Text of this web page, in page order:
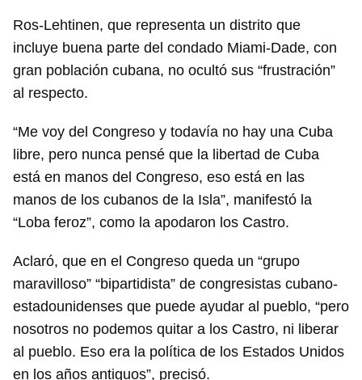
Ros-Lehtinen, que representa un distrito que
incluye buena parte del condado Miami-Dade, con
gran población cubana, no ocultó sus “frustración”
al respecto.
“Me voy del Congreso y todavía no hay una Cuba
libre, pero nunca pensé que la libertad de Cuba
está en manos del Congreso, eso está en las
manos de los cubanos de la Isla”, manifestó la
“Loba feroz”, como la apodaron los Castro.
Aclaró, que en el Congreso queda un “grupo
maravilloso” “bipartidista” de congresistas cubano-
estadounidenses que puede ayudar al pueblo, “pero
nosotros no podemos quitar a los Castro, ni liberar
al pueblo. Eso era la política de los Estados Unidos
en los años antiguos”, precisó.